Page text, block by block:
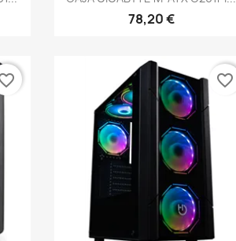
78,20 €
favorite_border